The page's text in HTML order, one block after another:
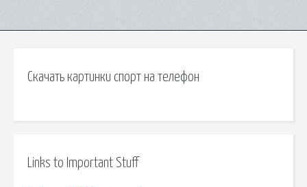
Скачать картинки спорт на телефон
Links to Important Stuff